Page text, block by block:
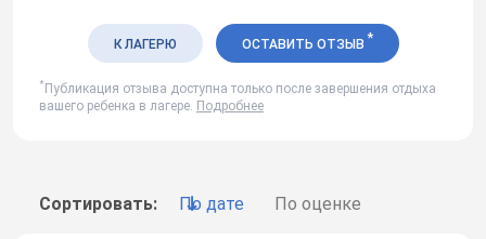
Сортировать: По дате По оценке
К ЛАГЕРЮ ОСТАВИТЬ ОТЗЫВ *
* Публикация отзыва доступна только после завершения отдыха
вашего ребенка в лагере. Подробнее